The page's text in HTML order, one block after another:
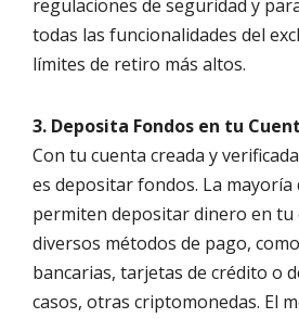
regulaciones de seguridad y
todas las funcionalidades del
límites de retiro más altos.
3. Deposita Fondos en tu
Con tu cuenta creada y
es depositar fondos. La mayoría
permiten depositar dinero en tu
diversos métodos de pago,
bancarias, tarjetas de crédito o
casos, otras criptomonedas. El